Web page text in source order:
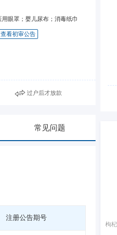
眼罩；婴儿尿布；消毒纸巾
查看初审公告
过户后才放款
常见问题
注册公告期号